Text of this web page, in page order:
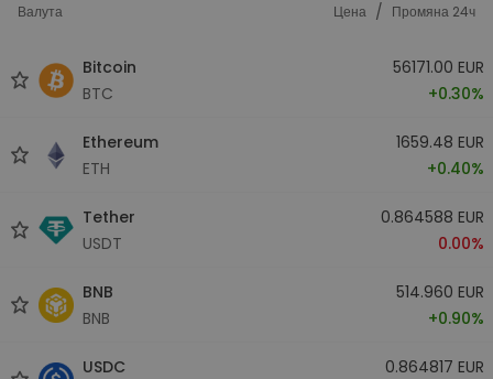
Валута Цена / Промяна 24ч
Bitcoin
BTC
56171.00 EUR
+0.30%
Ethereum
ETH
1659.48 EUR
+0.40%
Tether
USDT
0.864588 EUR
0.00%
BNB
BNB
514.960 EUR
+0.90%
USDC
0.864817 EUR